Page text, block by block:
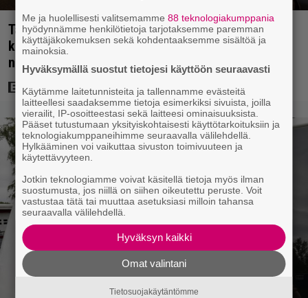
Tänään tv:ssä: Steven Spielbergin ja Tom Cruisen
kaveruus loppui 21 vuotta sitten – Syynä Cruisen
nolo käytös
Me ja huolellisesti valitsemamme88 teknologiakumppania
hyödynnämme henkilötietoja tarjotaksemme paremman
käyttäjäkokemuksen sekä kohdentaaksemme sisältöä ja
mainoksia.
Hyväksymällä suostut tietojesi käyttöön seuraavasti
Käytämme laitetunnisteita ja tallennamme evästeitä
laitteellesi saadaksemme tietoja esimerkiksi sivuista, joilla
vierailit, IP-osoitteestasi sekä laitteesi ominaisuuksista.
Pääset tutustumaan yksityiskohtaisesti käyttötarkoituksiin ja
teknologiakumppaneihimme seuraavalla välilehdellä.
Hylkääminen voi vaikuttaa sivuston toimivuuteen ja
käytettävyyteen.
Jotkin teknologiamme voivat käsitellä tietoja myös ilman
suostumusta, jos niillä on siihen oikeutettu peruste. Voit
vastustaa tätä tai muuttaa asetuksiasi milloin tahansa
seuraavalla välilehdellä.
Hyväksyn kaikki
Omat valintani
Tietosuojakäytäntömme